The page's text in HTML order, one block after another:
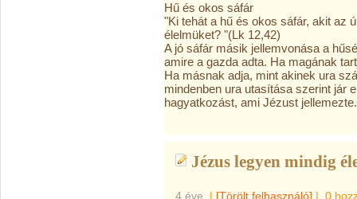
Hű és okos sáfár
"Ki tehát a hű és okos sáfár, akit az
élelmüket? "(Lk 12,42)
A jó sáfár másik jellemvonása a
amire a gazda adta. Ha magának
Ha másnak adja, mint akinek ura
mindenben ura utasítása szerint jár
hagyatkozást, ami Jézust jellemezte.
Jézus legyen mindig
4 éve | [Törölt felhasználó] | 0